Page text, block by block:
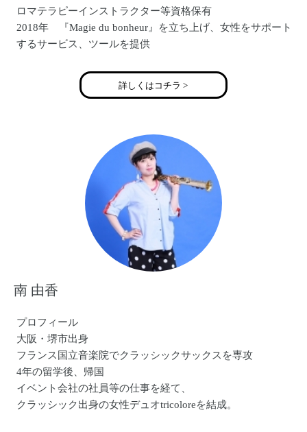
ロマテラピーインストラクター等資格保有
2018年 『Magie du bonheur』を立ち上げ、女性をサポート
するサービス、ツールを提供
詳しくはコチラ >
南 由香
プロフィール
大阪・堺市出身
フランス国立音楽院でクラッシックサックスを専攻
4年の留学後、帰国
イベント会社の社員等の仕事を経て、
クラッシック出身の女性デュオtricoloreを結成。